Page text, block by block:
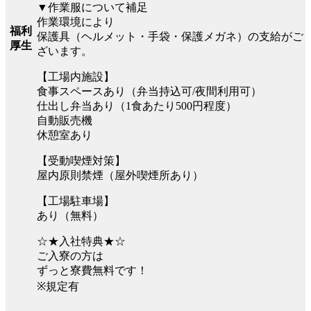
福利
厚生
▼作業服について補足
作業環境により
保護具（ヘルメット・手袋・保護メガネ）の支給がご
ざいます。
【工場内施設】
食事スペースあり（弁当持込可/夜間利用可）
仕出し弁当あり（1食あたり500円程度）
自動販売機
休憩室あり
【受動喫煙対策】
屋内原則禁煙（屋外喫煙所あり）
【工場駐車場】
あり（無料）
☆★入社特典★☆
ご入寮の方は
ずっと寮費無料です！
※規定有